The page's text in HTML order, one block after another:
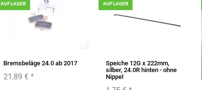
AUF LAGER
Bremsbeläge 24.0 ab 2017
21,89 € *
AUF LAGER
Speiche 12G x 222mm,
silber, 24.0R hinten - ohne
Nippel